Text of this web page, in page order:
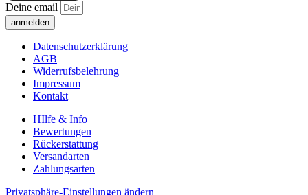
Deine email
anmelden
Datenschutzerklärung
AGB
Widerrufsbelehrung
Impressum
Kontakt
HIlfe & Info
Bewertungen
Rückerstattung
Versandarten
Zahlungsarten
Privatsphäre-Einstellungen ändern